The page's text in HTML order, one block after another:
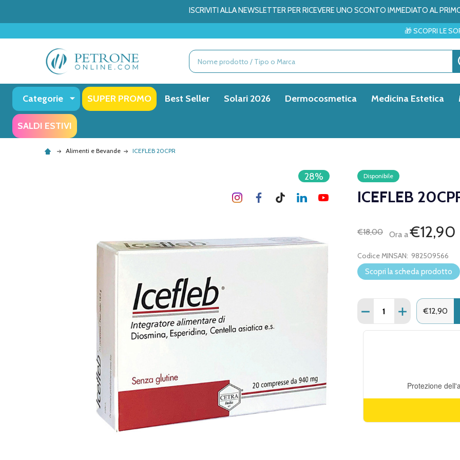
ISCRIVITI ALLA NEWSLETTER PER RICEVERE UNO SCONTO IMMEDIATO AL
🎁 SCOPRI LE SORPRESE DEL
Ricerca
Categorie SUPER PROMO Best Seller Solari 2026 Dermocosmetica Medicina Estetica
SALDI ESTIVI
Alimenti e Bevande ICEFLEB 20CPR
Disponibile
ICEFLEB
€18,00 Ora a€12,90
28%
Codice MINSAN: 982509566
Scopri la scheda prodotto
Quantità:
DIMINUISCI QUANTITÀ DI
AUMENTA€12,90